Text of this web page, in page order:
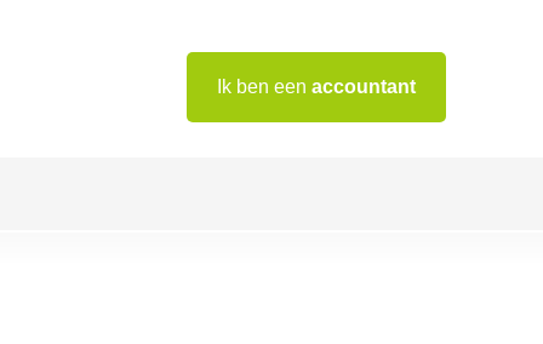
Ik ben een accountant